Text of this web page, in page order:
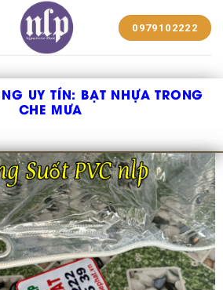
0979102222
UY TÍN: BẠT NHỰA TRONG
CHE MƯA